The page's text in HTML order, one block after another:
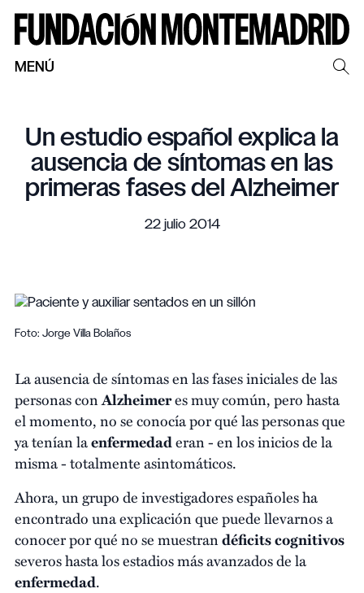
MENÚ
Un estudio español explica la
ausencia de síntomas en las
primeras fases del Alzheimer
22 julio 2014
Foto: Jorge Villa Bolaños
La ausencia de síntomas en las fases iniciales de las
personas conAlzheimeres muy común, pero hasta
el momento, no se conocía por qué las personas que
ya tenían laenfermedaderan - en los inicios de la
misma - totalmente asintomáticos.
Ahora, un grupo de investigadores españoles ha
encontrado una explicación que puede llevarnos a
conocer por qué no se muestrandéficits cognitivos
severos hasta los estadios más avanzados de la
enfermedad.